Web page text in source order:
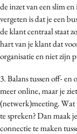
de inzet van een slim
vergeten is dat je een
de klant centraal staat
hart van je klant dat
organisatie en niet zijn
3. Balans tussen off-
meer online, maar je
(netwerk)meeting. Wat
te spreken? Dan maak
connectie te maken